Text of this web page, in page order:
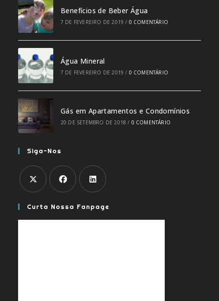
Benefícios de Beber Água
7 DE FEVEREIRO DE 2019 / 0 COMENTÁRIO
Água Mineral
7 DE FEVEREIRO DE 2019 / 0 COMENTÁRIO
Gás em Apartamentos e Condomínios
20 DE SETEMBRO DE 2018 / 0 COMENTÁRIO
Siga-Nos
em
uma
em
uma
em
uma
Curta Nossa Fanpage